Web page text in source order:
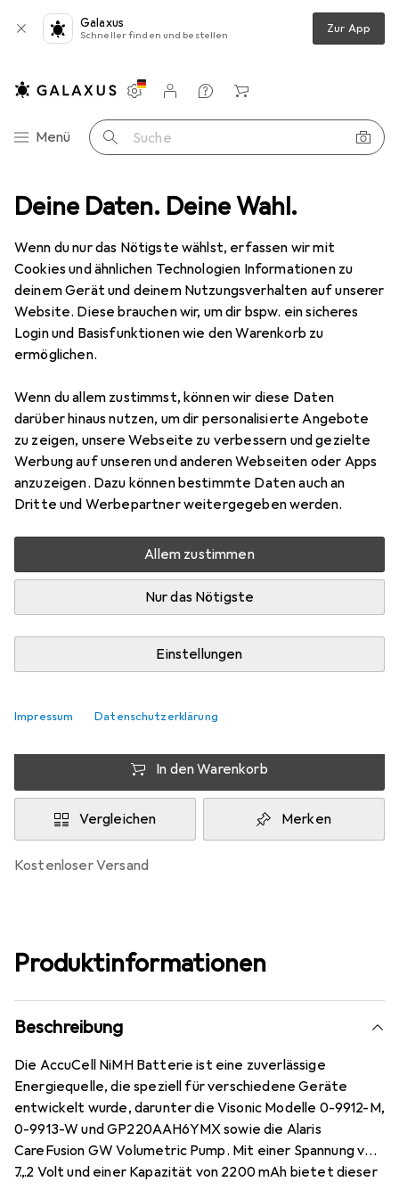
Deine Daten. Deine Wahl.
Wenn du nur das Nötigste wählst, erfassen wir mit
Cookies und ähnlichen Technologien Informationen zu
deinem Gerät und deinem Nutzungsverhalten auf unserer
Website. Diese brauchen wir, um dir bspw. ein sicheres
Login und Basisfunktionen wie den Warenkorb zu
ermöglichen.
Wenn du allem zustimmst, können wir diese Daten
darüber hinaus nutzen, um dir personalisierte Angebote
zu zeigen, unsere Webseite zu verbessern und gezielte
Werbung auf unseren und anderen Webseiten oder Apps
anzuzeigen. Dazu können bestimmte Daten auch an
Dritte und Werbepartner weitergegeben werden.
Allem zustimmen
Nur das Nötigste
Einstellungen
Impressum Datenschutzerklärung
Galaxus
Schneller finden und bestellen Zur App
Navigation nach Kategorien
Menü Suche
Einstellungen
Kundenkonto
Vergleichslisten
Merklisten
Warenkorb
9913-W, Visonic GP220AAH6YMX, Alaris CareFusion GW Volumetr
8 Bilder
AccuCellBatterie für Visonic 0-9912-
M, Visonic 0-9913-W, Visonic
GP220AAH6YMX, Alaris CareFusion
GW Volumetr
1 Stk., Gerätespezifisch, 2200 mAh
Preis in EUR inkl. MwSt.
EUR
40,75
Mehr von AccuCell
Zwischen Di, 11.8. und Mi, 12.8. geliefert
Nur 4 Stück an Lager beim Drittanbieter
Lieferort angeben für genaue Lieferzeit
Akkushop.deDE
In den Warenkorb
Vergleichen Merken
kostenloser Versand
Produktinformationen
Beschreibung
Die AccuCell NiMH Batterie ist eine zuverlässige
Energiequelle, die speziell für verschiedene Geräte
entwickelt wurde, darunter die Visonic Modelle 0-9912-M,
0-9913-W und GP220AAH6YMX sowie die Alaris
CareFusion GW Volumetric Pump. Mit einer Spannung von
7,2 Volt und einer Kapazität von 2200 mAh bietet dieser